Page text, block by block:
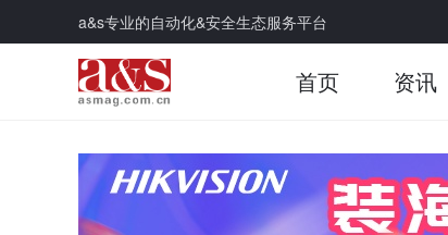
a&s专业的自动化&安全生态服务平台
首页 资讯